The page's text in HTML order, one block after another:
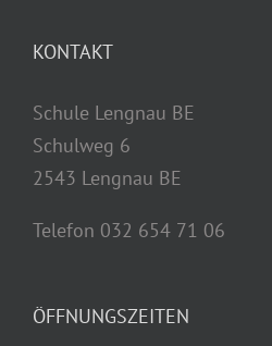
KONTAKT
Schule Lengnau BE
Schulweg 6
2543 Lengnau BE
Telefon 032 654 71 06
ÖFFNUNGSZEITEN